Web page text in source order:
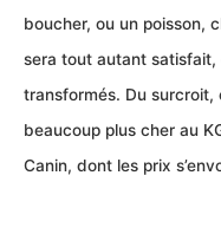
boucher, ou un poisson,
sera tout autant
transformés. Du surcroit,
beaucoup plus cher au
Canin, dont les prix